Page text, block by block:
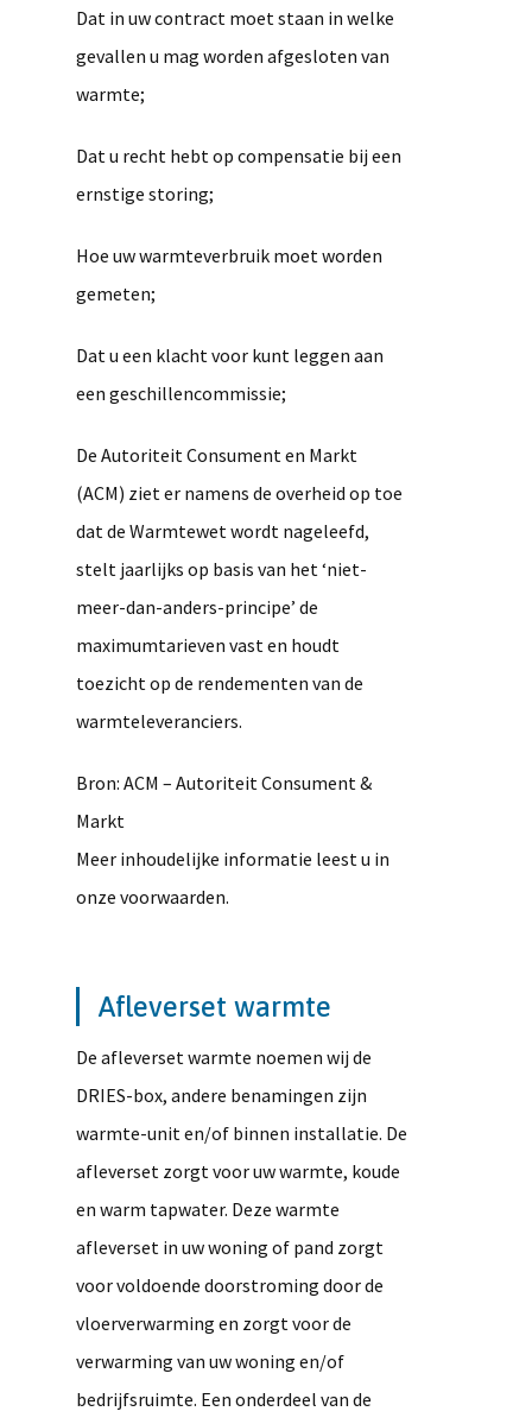
Dat in uw contract moet staan in welke
gevallen u mag worden afgesloten van
warmte;
Dat u recht hebt op compensatie bij een
ernstige storing;
Hoe uw warmteverbruik moet worden
gemeten;
Dat u een klacht voor kunt leggen aan
een geschillencommissie;
De Autoriteit Consument en Markt
(ACM) ziet er namens de overheid op toe
dat de Warmtewet wordt nageleefd,
stelt jaarlijks op basis van het ‘niet-
meer-dan-anders-principe’ de
maximumtarieven vast en houdt
toezicht op de rendementen van de
warmteleveranciers.
Bron: ACM – Autoriteit Consument &
Markt
Meer inhoudelijke informatie leest u in
onze voorwaarden.
Afleverset warmte
De afleverset warmte noemen wij de
DRIES-box, andere benamingen zijn
warmte-unit en/of binnen installatie. De
afleverset zorgt voor uw warmte, koude
en warm tapwater. Deze warmte
afleverset in uw woning of pand zorgt
voor voldoende doorstroming door de
vloerverwarming en zorgt voor de
verwarming van uw woning en/of
bedrijfsruimte. Een onderdeel van de